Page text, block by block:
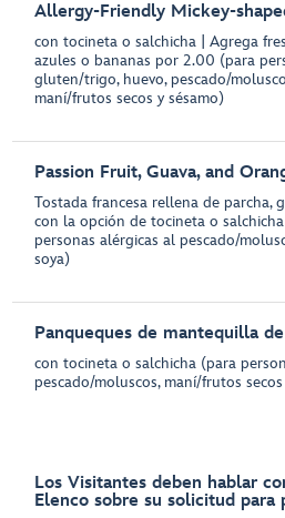
Allergy-Friendly Mickey-
con tocineta o salchicha | Agrega
azules o bananas por 2.00 (para
gluten/trigo, huevo, pescado/
maní/frutos secos y sésamo)
Passion Fruit, Guava, and
Tostada francesa rellena de parcha,
con la opción de tocineta o
personas alérgicas al pescado/
soya)
Panqueques de mantequilla
con tocineta o salchicha (para
pescado/moluscos, maní/frutos
Los Visitantes deben hablar
Elenco sobre su solicitud para